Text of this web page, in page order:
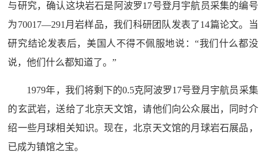
与研究，确认这块岩石是阿波罗17号登月宇航员采集的编号
为70017—291月岩样品，我们科研团队发表了14篇论文。当
研究结论发表后，美国人不得不佩服地说：“我们什么都没
说，他们什么都知道了。”
1979年，我们将剩下的0.5克阿波罗17号登月宇航员采集
的玄武岩，送给了北京天文馆，请他们向公众展出，同时介
绍一些月球相关知识。现在，北京天文馆的月球岩石展品，
已成为镇馆之宝。